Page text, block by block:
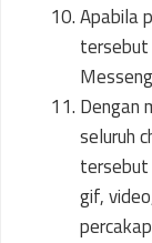
Apabila
tersebut
Dengan
seluruh
tersebut
gif,